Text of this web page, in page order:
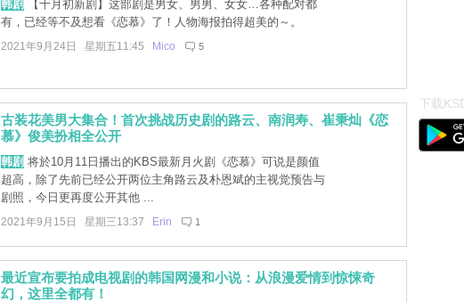
韩剧 【十月初新剧】这部剧是男女、男男、女女…各种配对都
有，已经等不及想看《恋慕》了！人物海报拍得超美的～。
2021年9月24日 星期五11:45 Mico 5
古装花美男大集合！首次挑战历史剧的路云、南润寿、崔秉灿《恋
慕》俊美扮相全公开
韩剧 将於10月11日播出的KBS最新月火剧《恋慕》可说是颜值
超高，除了先前已经公开两位主角路云及朴恩斌的主视觉预告与
剧照，今日更再度公开其他 ...
2021年9月15日 星期三13:37 Erin 1
最近宣布要拍成电视剧的韩国网漫和小说：从浪漫爱情到惊悚奇
幻，这里全都有！
下载